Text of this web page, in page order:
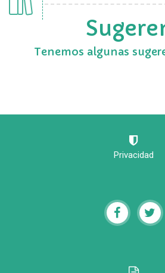
Tenemos algunas
Privacidad